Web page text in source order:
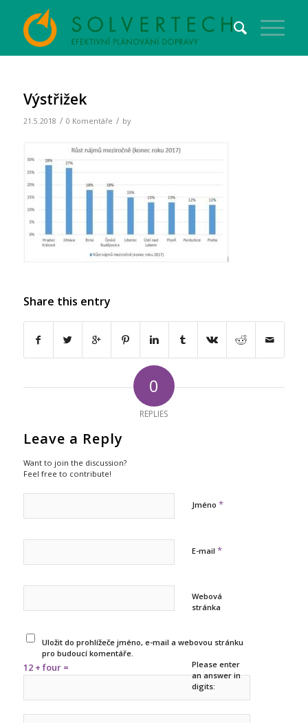
Výstřižek
21.5.2018 / 0 Komentáře / by
Share this entry
0
REPLIES
Leave a Reply
Want to join the discussion?
Feel free to contribute!
Jméno *
E-mail *
Webová
stránka
Uložit do prohlížeče jméno, e-mail a webovou stránku
pro budoucí komentáře.
Please enter
an answer in
digits:
12 + four =